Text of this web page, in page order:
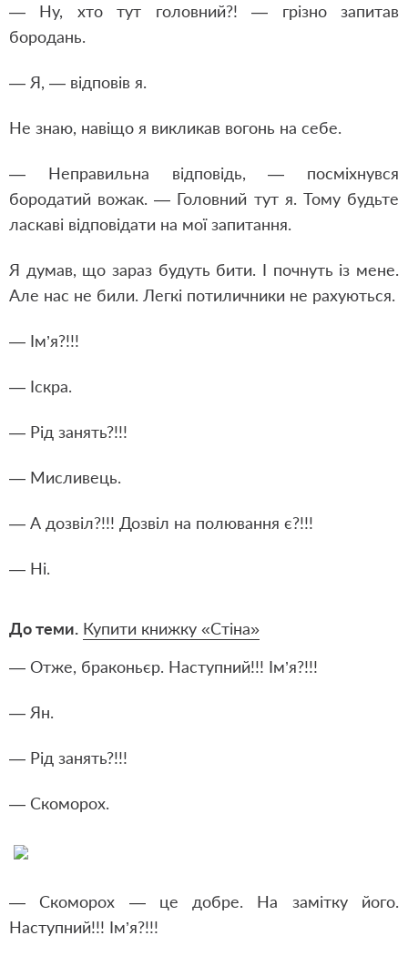
— Ну, хто тут головний?! — грізно запитав
бородань.
— Я, — відповів я.
Не знаю, навіщо я викликав вогонь на себе.
— Неправильна відповідь, — посміхнувся
бородатий вожак. — Головний тут я. Тому будьте
ласкаві відповідати на мої запитання.
Я думав, що зараз будуть бити. І почнуть із мене.
Але нас не били. Легкі потиличники не рахуються.
— Ім’я?!!!
— Іскра.
— Рід занять?!!!
— Мисливець.
— А дозвіл?!!! Дозвіл на полювання є?!!!
— Ні.
До теми. Купити книжку «Стіна»
— Отже, браконьєр. Наступний!!! Ім’я?!!!
— Ян.
— Рід занять?!!!
— Скоморох.
— Скоморох — це добре. На замітку його.
Наступний!!! Ім’я?!!!